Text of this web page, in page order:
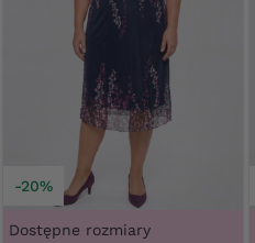
-20%
Dostępne rozmiary